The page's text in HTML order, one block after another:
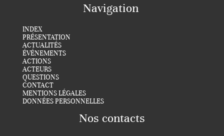
Navigation
INDEX
PRÉSENTATION
ACTUALITÉS
ÉVÉNEMENTS
ACTIONS
ACTEURS
QUESTIONS
CONTACT
MENTIONS LÉGALES
DONNÉES PERSONNELLES
Nos contacts